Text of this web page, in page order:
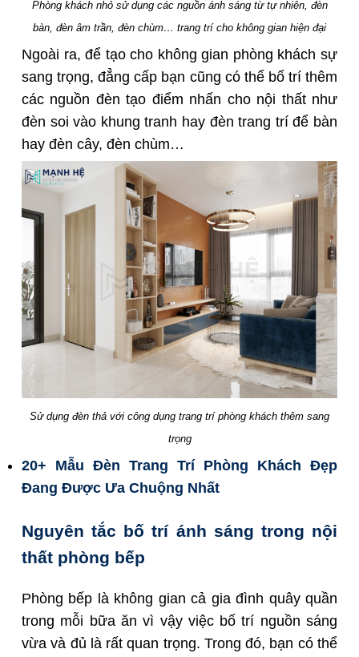
Phòng khách nhỏ sử dụng các nguồn ánh sáng từ tự nhiên, đèn
bàn, đèn âm trần, đèn chùm… trang trí cho không gian hiện đại
Ngoài ra, để tạo cho không gian phòng khách sự
sang trọng, đẳng cấp bạn cũng có thể bố trí thêm
các nguồn đèn tạo điểm nhấn cho nội thất như
đèn soi vào khung tranh hay đèn trang trí để bàn
hay đèn cây, đèn chùm…
Sử dụng đèn thả với công dụng trang trí phòng khách thêm sang
trọng
20+ Mẫu Đèn Trang Trí Phòng Khách Đẹp
Đang Được Ưa Chuộng Nhất
Nguyên tắc bố trí ánh sáng trong nội
thất phòng bếp
Phòng bếp là không gian cả gia đình quây quần
trong mỗi bữa ăn vì vậy việc bố trí nguồn sáng
vừa và đủ là rất quan trọng. Trong đó, bạn có thể